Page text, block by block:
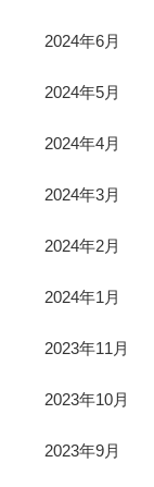
2024年6月
2024年5月
2024年4月
2024年3月
2024年2月
2024年1月
2023年11月
2023年10月
2023年9月